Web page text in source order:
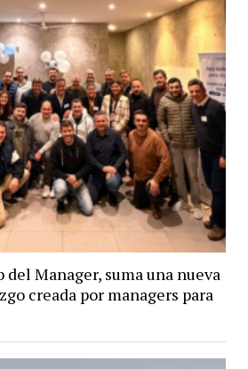
del Manager, suma una nueva
creada por managers para